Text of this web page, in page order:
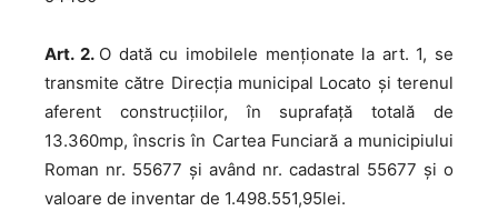
Art. 2. O dată cu imobilele menționate la art. 1, se
transmite către Direcția municipal Locato și terenul
aferent construcțiilor, în suprafață totală de
13.360mp, înscris în Cartea Funciară a municipiului
Roman nr. 55677 și având nr. cadastral 55677 și o
valoare de inventar de 1.498.551,95lei.